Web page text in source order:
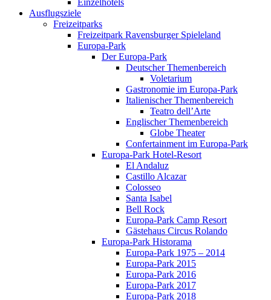
Einzelhotels
Ausflugsziele
Freizeitparks
Freizeitpark Ravensburger Spieleland
Europa-Park
Der Europa-Park
Deutscher Themenbereich
Voletarium
Gastronomie im Europa-Park
Italienischer Themenbereich
Teatro dell’Arte
Englischer Themenbereich
Globe Theater
Confertainment im Europa-Park
Europa-Park Hotel-Resort
El Andaluz
Castillo Alcazar
Colosseo
Santa Isabel
Bell Rock
Europa-Park Camp Resort
Gästehaus Circus Rolando
Europa-Park Historama
Europa-Park 1975 – 2014
Europa-Park 2015
Europa-Park 2016
Europa-Park 2017
Europa-Park 2018